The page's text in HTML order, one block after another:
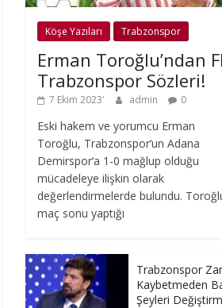
Köşe Yazıları Trabzonspor
Erman Toroğlu’ndan
Trabzonspor Sözleri!
7 Ekim 2023 admin 0
Eski hakem ve yorumcu Erman
Toroğlu, Trabzonspor‘un Adana
Demirspor‘a 1-0 mağlup olduğu
mücadeleye ilişkin olarak
değerlendirmelerde bulundu.
maç sonu yaptığı
Trabzonspor
Kaybetmeden
Şeyleri